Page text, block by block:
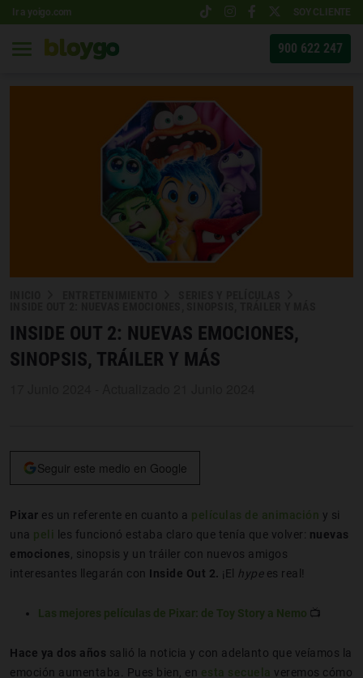
Ir a yoigo.com SOY CLIENTE
900 622 247
INSIDE OUT 2: NUEVAS EMOCIONES,
SINOPSIS, TRÁILER Y MÁS
Seguir este medio en Google
Pixar es un referente en cuanto a películas de animación y si
una peli les funcionó estaba claro que tenía que volver: nuevas
emociones , sinopsis y un tráiler con nuevos amigos
interesantes llegarán con Inside Out 2. ¡El hype es real!
Las mejores películas de Pixar: de Toy Story a Nemo 📺
Hace ya dos años salió la noticia y con adelanto que veíamos la
emoción aumentaba. Pues bien, en esta secuela veremos cómo